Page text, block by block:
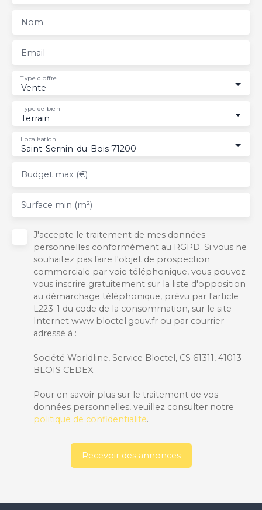
Nom
Email
Vente
Type d'offre
Terrain
Type de bien
Saint-Sernin-du-Bois 71200
Localisation
Budget max (€)
Surface min (m²)
J'accepte le traitement de mes données
personnelles conformément au RGPD. Si vous ne
souhaitez pas faire l'objet de prospection
commerciale par voie téléphonique, vous pouvez
vous inscrire gratuitement sur la liste d'opposition
au démarchage téléphonique, prévu par l'article
L223-1 du code de la consommation, sur le site
Internet www.bloctel.gouv.fr ou par courrier
adressé à :
Société Worldline, Service Bloctel, CS 61311, 41013
BLOIS CEDEX.
Pour en savoir plus sur le traitement de vos
données personnelles, veuillez consulter notre
politique de confidentialité.
Recevoir des annonces